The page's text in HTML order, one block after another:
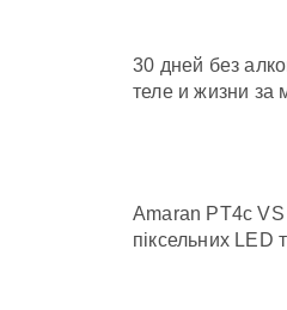
30 дней без
теле и жизни за
Amaran PT4c
піксельних LED